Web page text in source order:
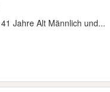
Jahre Alt Männlich und...